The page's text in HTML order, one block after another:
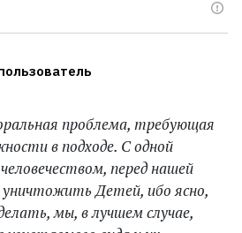
проблема, требующая
в подходе. С одной
перед нашей
Детей, ибо ясно,
мы, в лучшем случае,